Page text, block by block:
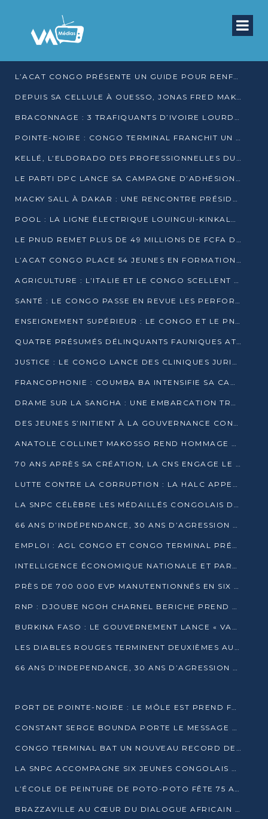
L’ACAT CONGO PRÉSENTE UN GUIDE POUR RENFORCER LES GARANTIES JUDICIAIRES EN GARDE À VUE
DEPUIS SA CELLULE À OUESSO, JONAS FRED MAKITA DÉNONCE CE QU’IL QUALIFIE DE DÉNI DE JUSTICE
BRACONNAGE : 3 TRAFIQUANTS D’IVOIRE LOURDEMENT CONDAMNÉS À DJAMBALA
POINTE-NOIRE : CONGO TERMINAL FRANCHIT UN CAP HISTORIQUE AVEC 99 MOUVEMENTS/HEURE
KELLÉ, L’ELDORADO DES PROFESSIONNELLES DU SEXE
LE PARTI DPC LANCE SA CAMPAGNE D’ADHÉSIONS ET VEUT STRUCTURER SA PRÉSENCE DANS LES 15 DÉPARTEMENTS
MACKY SALL À DAKAR : UNE RENCONTRE PRÉSIDENTIELLE QUI DIVISE L’OPINION SÉNÉGALAISE
POOL : LA LIGNE ÉLECTRIQUE LOUINGUI-KINKALA-BOKO MISE EN SERVICE
LE PNUD REMET PLUS DE 49 MILLIONS DE FCFA D’ÉQUIPEMENTS POUR ACCÉLÉRER LA NUMÉRISATION DU SYSTÈME DE SANTÉ
L’ACAT CONGO PLACE 54 JEUNES EN FORMATION PROFESSIONNELLE
AGRICULTURE : L’ITALIE ET LE CONGO SCELLENT UN PARTENARIAT POUR UNE PRODUCTION LOCALE DURABLE
SANTÉ : LE CONGO PASSE EN REVUE LES PERFORMANCES DE SES HÔPITAUX À MI-PARCOURS
ENSEIGNEMENT SUPÉRIEUR : LE CONGO ET LE PNUD VEULENT RAPPROCHER LA FORMATION UNIVERSITAIRE DES BESOINS DU MARCHÉ DE L’EMPLOI
QUATRE PRÉSUMÉS DÉLINQUANTS FAUNIQUES ATTENDUS DEVANT LA JUSTICE POUR TRAFIC D’IVOIRE
JUSTICE : LE CONGO LANCE DES CLINIQUES JURIDIQUES POUR RAPPROCHER LE DROIT DES CITOYENS
FRANCOPHONIE : COUMBA BA INTENSIFIE SA CAMPAGNE POUR LA SUCCESSION À LA TÊTE DE L’OIF
DRAME SUR LA SANGHA : UNE EMBARCATION TRANSPORTANT DES FIDÈLES DE « NZAMBÉ YA L’HUILE » FAIT NAUFRAGE À OUESSO
DES JEUNES S’INITIENT À LA GOUVERNANCE CONTINENTALE À BRAZZAVILLE
ANATOLE COLLINET MAKOSSO REND HOMMAGE À JEAN-PAUL PIGASSE
70 ANS APRÈS SA CRÉATION, LA CNS ENGAGE LE VIRAGE DE LA DIGITALISATION
LUTTE CONTRE LA CORRUPTION : LA HALC APPELLE À PASSER DES DISCOURS AUX ACTES
LA SNPC CÉLÈBRE LES MÉDAILLÉS CONGOLAIS DES OLYMPIADES PANAFRICAINES DE MATHÉMATIQUES 2026
66 ANS D’INDÉPENDANCE, 30 ANS D’AGRESSION RWANDAISE : 4 PRÉSIDENCES, UN ÉCHEC COLLECTIF
EMPLOI : AGL CONGO ET CONGO TERMINAL PRÉSÉLECTIONNENT PLUS DE 70 JEUNES À POINTE-NOIRE
INTELLIGENCE ÉCONOMIQUE NATIONALE ET PARTENARIATS INTERNATIONAUX : VERS UNE DOCTRINE SOUVERAINE DE SÉCURITÉ ÉCONOMIQUE
PRÈS DE 700 000 EVP MANUTENTIONNÉS EN SIX MOIS PAR CONGO TERMINAL
RNP : DJOUBE NGOH CHARNEL BERICHE PREND LES RÊNES DU PARTI
BURKINA FASO : LE GOUVERNEMENT LANCE « VACANCES UTILES 2026 » POUR FORMER LES ÉLÈVES À 15 MÉTIERS
LES DIABLES ROUGES TERMINENT DEUXIÈMES AU CHAMPIONNAT D’AFRIQUE ZONE 3
66 ANS D’INDEPENDANCE, 30 ANS D’AGRESSION RWAN DAISE : 4 PRESIDENCES, UN ECHEC COLLECTIF
PORT DE POINTE-NOIRE : LE MÔLE EST PREND FORME ET VISE LES GÉANTS DES MERS
CONSTANT SERGE BOUNDA PORTE LE MESSAGE DE COMPASSION DE DENIS SASSOU NGUESSO EN IRAN
CONGO TERMINAL BAT UN NOUVEAU RECORD DE PRODUCTIVITÉ AU PORT DE POINTE-NOIRE
LA SNPC ACCOMPAGNE SIX JEUNES CONGOLAIS AUX OLYMPIADES PANAFRICAINES DE MATHÉMATIQUES
L’ÉCOLE DE PEINTURE DE POTO-POTO FÊTE 75 ANS AU SERVICE DE L’ART CONGOLAIS
BRAZZAVILLE AU CŒUR DU DIALOGUE AFRICAIN SUR LES OBJECTIFS DE DÉVELOPPEMENT DURABLE